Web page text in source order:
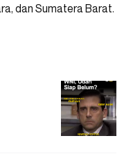
dan Sumatera Barat.